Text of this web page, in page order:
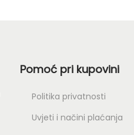
Pomoć pri kupovini
Politika privatnosti
Uvjeti i načini plaćanja